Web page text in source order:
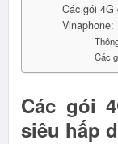
Các gói 4G
Vinaphone:
Các
Các gói
siêu hấp